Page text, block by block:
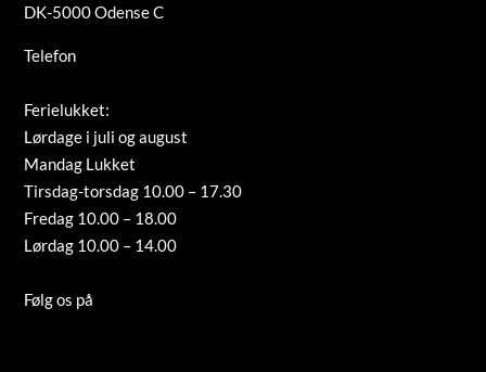
DK-5000 Odense C
Telefon
Ferielukket:
Lørdage i juli og august
Mandag Lukket
Tirsdag-torsdag 10.00 – 17.30
Fredag 10.00 – 18.00
Lørdag 10.00 – 14.00
Følg os på